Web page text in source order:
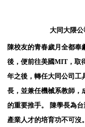
大同大隈
陳校友的青春歲月全都奉
後，便前往美國MIT，取
年之後，轉任大同公司
長，並兼任機械系教師
的重要推手。 陳學長為
產業人才的培育功不可沒